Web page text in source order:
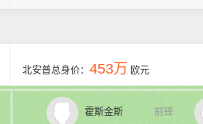
北安普总身价： 453万 欧元
前锋
霍斯金斯